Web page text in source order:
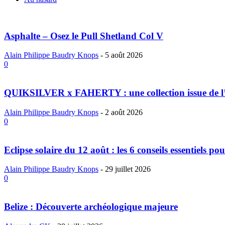
Asphalte – Osez le Pull Shetland Col V
Alain Philippe Baudry Knops - 5 août 2026
0
QUIKSILVER x FAHERTY : une collection issue de
Alain Philippe Baudry Knops - 2 août 2026
0
Eclipse solaire du 12 août : les 6 conseils essentiels
Alain Philippe Baudry Knops - 29 juillet 2026
0
Belize : Découverte archéologique majeure